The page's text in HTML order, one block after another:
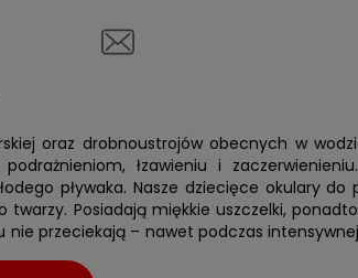
oraz drobnoustrojów obecnych w
łzawieniu i
pływaka. Nasze dziecięce okulary do
Posiadają miękkie uszczelki,
przeciekają – nawet podczas